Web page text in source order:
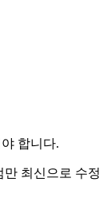
합니다.
최신으로 수정